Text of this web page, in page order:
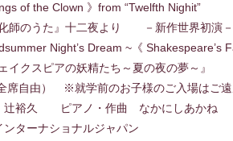
Clown 》from “Twelfth Nighit”
』十二夜より －新作世界初演－
Dream ~《 Shakespeare’s
の妖精たち～夏の夜の夢～』
席自由） ※就学前のお子様のご入場はご
裕久 ピアノ・作曲 なかにしあかね
ターナショナルジャパン